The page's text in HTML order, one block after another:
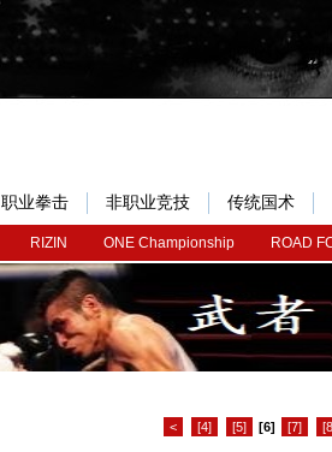
RIZIN ONE Championship ROAD
职业拳击 非职业竞技 传统国术
< [4] [5] [6] [7]